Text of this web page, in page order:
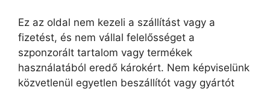
Ez az oldal nem kezeli a szállítást vagy a
fizetést, és nem vállal felelősséget a
szponzorált tartalom vagy termékek
használatából eredő károkért. Nem képviselünk
közvetlenül egyetlen beszállítót vagy gyártót